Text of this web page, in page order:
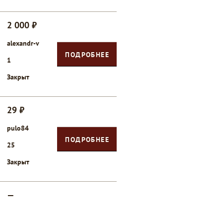
2 000 ₽
alexandr-v
1
Закрыт
ПОДРОБНЕЕ
29 ₽
pulo84
25
Закрыт
ПОДРОБНЕЕ
—